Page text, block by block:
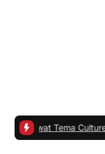
Tema Culture Evolved